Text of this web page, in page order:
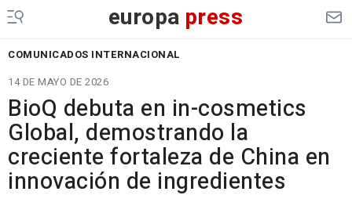
europa press
COMUNICADOS INTERNACIONAL
14 DE MAYO DE 2026
BioQ debuta en in-cosmetics
Global, demostrando la
creciente fortaleza de China en
innovación de ingredientes